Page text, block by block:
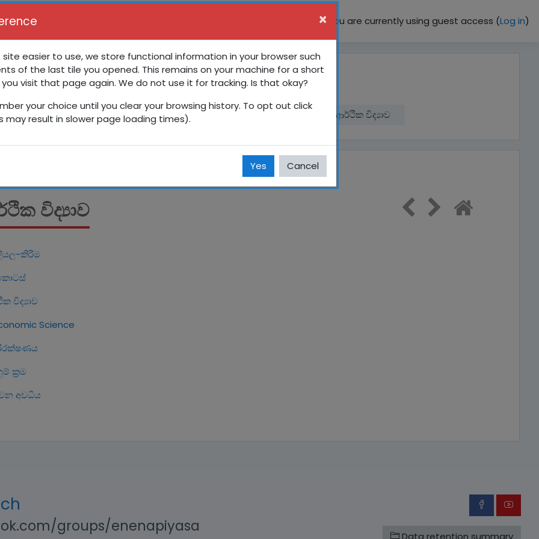
You are currently using guest access (Log in)
අන්තර්ක්‍රියාකාරී පාඩම්
සිංහල 10 ශ්‍රේණිය 10 ශ්‍රේණිය අන්තර්ක්‍රියාකාරී පාඩම් ගෘහ ආර්ථික විද්‍යාව
විද්‍යාව
කිරිම
විද්‍යාව
Science
ක්‍රම
අවධිය
groups/enenapiyasa
Data retention summary
×
site easier to use, we store functional information in your browser such
of the last tile you opened. This remains on your machine for a short
you visit that page again. We do not use it for tracking. Is that okay?
your choice until you clear your browsing history. To opt out click
may result in slower page loading times).
Yes Cancel